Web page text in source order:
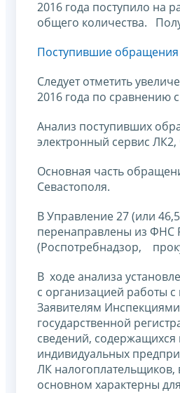
2016 года поступило на
общего количества.
Поступившие обращения
Следует отметить
2016 года по сравнению
Анализ поступивших
электронный сервис ЛК2,
Основная часть
Севастополя.
В Управление 27 (или
перенаправлены из ФНС
(Роспотребнадзор,
В ходе анализа
с организацией работы
Заявителям
государственной
сведений, содержащихся
индивидуальных
ЛК налогоплательщиков,
основном характерны